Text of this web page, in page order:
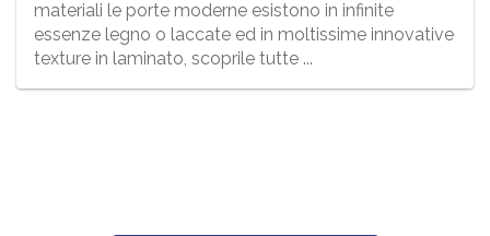
materiali le porte moderne esistono in infinite
essenze legno o laccate ed in moltissime innovative
texture in laminato, scoprile tutte ...